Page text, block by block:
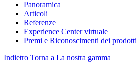
Panoramica
Articoli
Referenze
Experience Center virtuale
Premi e Riconoscimenti dei
Indietro Torna a La nostra gamma